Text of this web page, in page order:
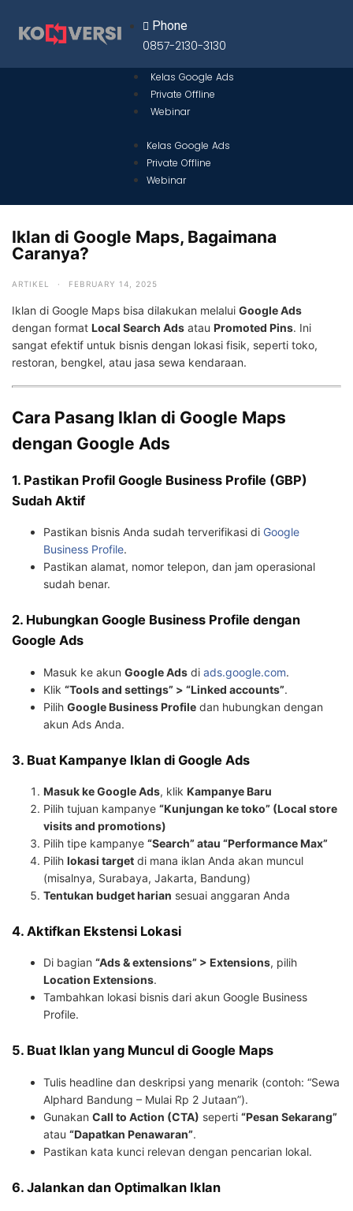
Phone
0857-2130-3130
Kelas Google Ads
Private Offline
Webinar
Kelas Google Ads
Private Offline
Webinar
Iklan di Google Maps, Bagaimana
Caranya?
ARTIKEL · FEBRUARY 14, 2025
Iklan di Google Maps bisa dilakukan melalui Google Ads
dengan format Local Search Ads atau Promoted Pins. Ini
sangat efektif untuk bisnis dengan lokasi fisik, seperti toko,
restoran, bengkel, atau jasa sewa kendaraan.
Cara Pasang Iklan di Google Maps
dengan Google Ads
1. Pastikan Profil Google Business Profile (GBP)
Sudah Aktif
Pastikan bisnis Anda sudah terverifikasi di Google
Business Profile.
Pastikan alamat, nomor telepon, dan jam operasional
sudah benar.
2. Hubungkan Google Business Profile dengan
Google Ads
Masuk ke akun Google Ads di ads.google.com.
Klik “Tools and settings” > “Linked accounts”.
Pilih Google Business Profile dan hubungkan dengan
akun Ads Anda.
3. Buat Kampanye Iklan di Google Ads
Masuk ke Google Ads, klik Kampanye Baru
Pilih tujuan kampanye “Kunjungan ke toko” (Local store
visits and promotions)
Pilih tipe kampanye “Search” atau “Performance Max”
Pilih lokasi target di mana iklan Anda akan muncul
(misalnya, Surabaya, Jakarta, Bandung)
Tentukan budget harian sesuai anggaran Anda
4. Aktifkan Ekstensi Lokasi
Di bagian “Ads & extensions” > Extensions, pilih
Location Extensions.
Tambahkan lokasi bisnis dari akun Google Business
Profile.
5. Buat Iklan yang Muncul di Google Maps
Tulis headline dan deskripsi yang menarik (contoh: “Sewa
Alphard Bandung – Mulai Rp 2 Jutaan”).
Gunakan Call to Action (CTA) seperti “Pesan Sekarang”
atau “Dapatkan Penawaran”.
Pastikan kata kunci relevan dengan pencarian lokal.
6. Jalankan dan Optimalkan Iklan